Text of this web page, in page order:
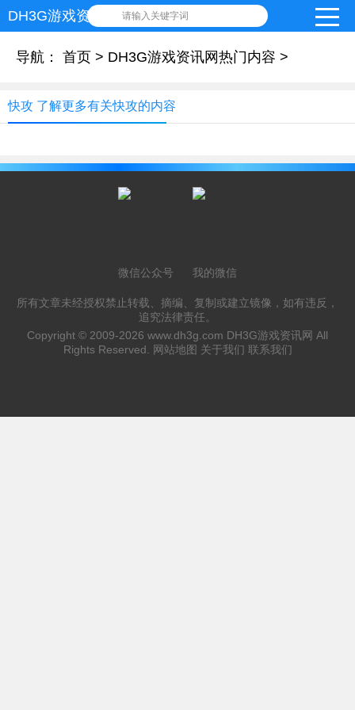
DH3G游戏资讯网 请输入关键字词
导航： 首页 > DH3G游戏资讯网热门内容 >
快攻 了解更多有关快攻的内容
微信公众号 我的微信
所有文章未经授权禁止转载、摘编、复制或建立镜像，如有违反，
追究法律责任。
Copyright © 2009-2026 www.dh3g.com DH3G游戏资讯网 All
Rights Reserved.
网站地图 关于我们 联系我们